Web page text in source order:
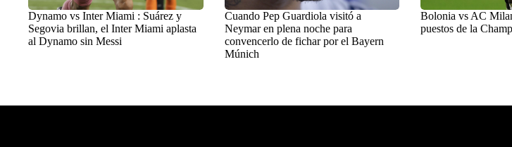
Dynamo vs Inter Miami : Suárez y
Segovia brillan, el Inter Miami aplasta
al Dynamo sin Messi
Cuando Pep Guardiola visitó a
Neymar en plena noche para
convencerlo de fichar por el Bayern
Múnich
Bolonia vs AC
puestos de la